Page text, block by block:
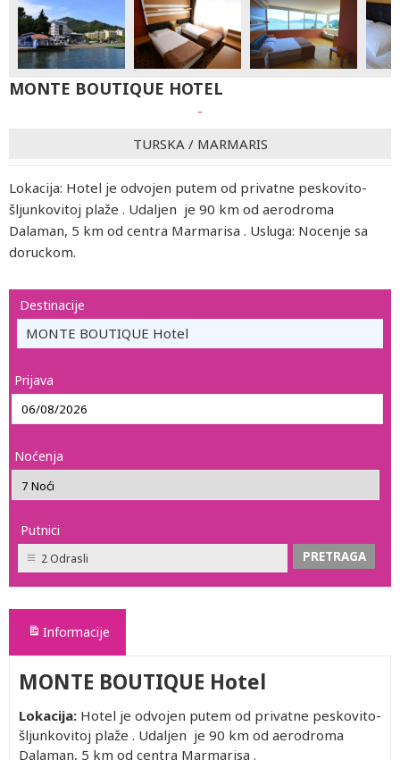
MONTE BOUTIQUE HOTEL
-
TURSKA / MARMARIS
Lokacija: Hotel je odvojen putem od privatne peskovito-
šljunkovitoj plaže . Udaljen je 90 km od aerodroma
Dalaman, 5 km od centra Marmarisa . Usluga: Nocenje sa
doruckom.
Destinacije
MONTE BOUTIQUE Hotel
Prijava
Noćenja
Putnici
2 Odrasli
Informacije
MONTE BOUTIQUE Hotel
Lokacija: Hotel je odvojen putem od privatne peskovito-
šljunkovitoj plaže . Udaljen je 90 km od aerodroma
Dalaman, 5 km od centra Marmarisa .